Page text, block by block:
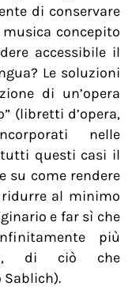
di conservare
concepito
accessibile il
Le soluzioni
di un’opera
(libretti d’opera,
nelle
questi casi il
su come rendere
al minimo
e far sì che
più
di ciò che
Sablich).